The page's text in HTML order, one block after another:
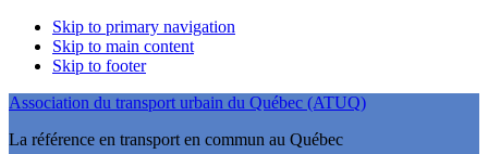
Skip to primary navigation
Skip to main content
Skip to footer
Association du transport urbain du Québec (ATUQ)
La référence en transport en commun au Québec